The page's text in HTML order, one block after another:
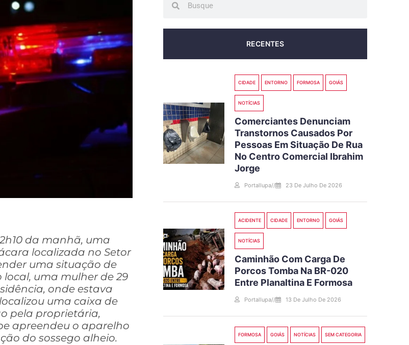
da manhã, uma
localizada no Setor
uma situação de
uma mulher de 29
onde estava
uma caixa de
pela proprietária,
apreendeu o aparelho
do sossego alheio.
RECENTES
CIDADE ENTORNO FORMOSA GOIÁS
NOTÍCIAS
Comerciantes Denunciam
Transtornos Causados Por
Pessoas Em Situação De Rua
No Centro Comercial Ibrahim
Jorge
Portallupa// 23 De Julho De 2026
ACIDENTE CIDADE ENTORNO GOIÁS
NOTÍCIAS
Caminhão Com Carga De
Porcos Tomba Na BR-020
Entre Planaltina E Formosa
Portallupa// 13 De Julho De 2026
FORMOSA GOIÁS NOTÍCIAS SEM CATEGORIA